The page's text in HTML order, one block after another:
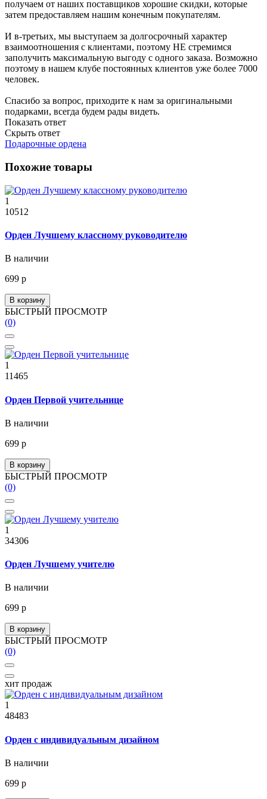
получаем от наших поставщиков хорошие скидки, которые
затем предоставляем нашим конечным покупателям.
И в-третьих, мы выступаем за долгосрочный характер
взаимоотношения с клиентами, поэтому НЕ стремимся
заполучить максимальную выгоду с одного заказа. Возможно
поэтому в нашем клубе постоянных клиентов уже более 7000
человек.
Спасибо за вопрос, приходите к нам за оригинальными
подарками, всегда будем рады видеть.
Показать ответ
Скрыть ответ
Подарочные ордена
Похожие товары
1
10512
Орден Лучшему классному руководителю
В наличии
699 р
В корзину
БЫСТРЫЙ ПРОСМОТР
(0)
1
11465
Орден Первой учительнице
В наличии
699 р
В корзину
БЫСТРЫЙ ПРОСМОТР
(0)
1
34306
Орден Лучшему учителю
В наличии
699 р
В корзину
БЫСТРЫЙ ПРОСМОТР
(0)
хит продаж
1
48483
Орден с индивидуальным дизайном
В наличии
699 р